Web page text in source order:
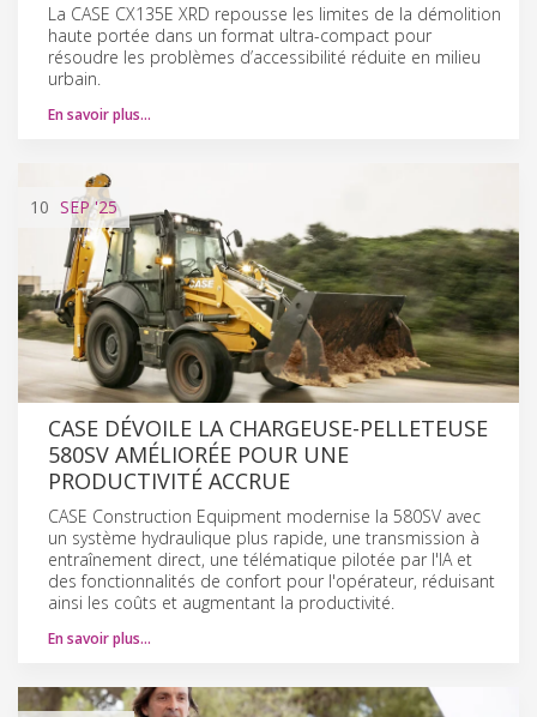
La CASE CX135E XRD repousse les limites de la démolition
haute portée dans un format ultra-compact pour
résoudre les problèmes d’accessibilité réduite en milieu
urbain.
En savoir plus…
10 SEP'25
CASE DÉVOILE LA CHARGEUSE-PELLETEUSE
580SV AMÉLIORÉE POUR UNE
PRODUCTIVITÉ ACCRUE
CASE Construction Equipment modernise la 580SV avec
un système hydraulique plus rapide, une transmission à
entraînement direct, une télématique pilotée par l'IA et
des fonctionnalités de confort pour l'opérateur, réduisant
ainsi les coûts et augmentant la productivité.
En savoir plus…